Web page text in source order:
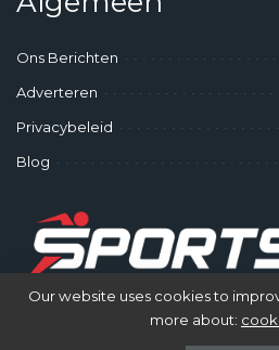
Ons Berichten
Adverteren
Privacybeleid
Blog
Our website uses cookies to
more about: